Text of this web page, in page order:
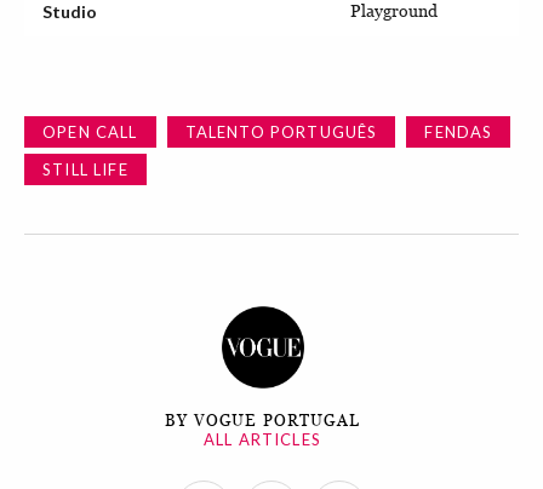
Studio Playground
OPEN CALL TALENTO PORTUGUÊS
FENDAS
STILL LIFE
BY VOGUE PORTUGAL
ALL ARTICLES